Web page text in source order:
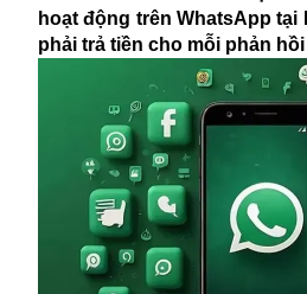
hoạt động trên WhatsApp tại
phải trả tiền cho mỗi phản